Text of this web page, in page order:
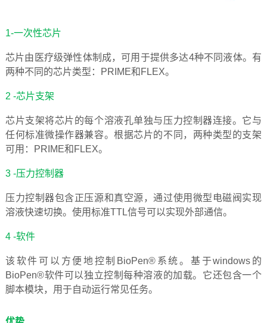
1-一次性芯片
芯片由医疗级弹性体制成，可用于提供多达4种不同液体。有
两种不同的芯片类型：PRIME和FLEX。
2 -芯片支架
芯片支架将芯片的每个溶液孔单独与压力控制器连接。它与
任何标准微操作器兼容。根据芯片的不同，两种类型的支架
可用：PRIME和FLEX。
3 -压力控制器
压力控制器包含正压源和真空源，通过使用微型电磁阀实现
溶液快速切换。使用标准TTL信号可以实现外部通信。
4 -软件
该软件可以方便地控制BioPen®系统。基于windows的
BioPen®软件可以独立控制每种溶液的加载。它还包含一个
脚本模块，用于自动运行常见任务。